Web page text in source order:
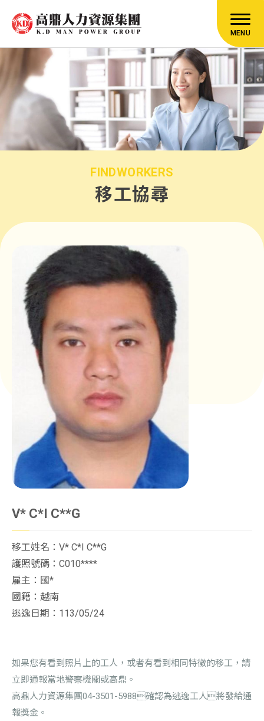
MENU
FINDWORKERS
移工協尋
V* C*I C**G
移工姓名：V* C*I C**G
護照號碼：C010****
雇主：國*
國籍：越南
逃逸日期：113/05/24
如果您有看到照片上的工人，或者有看到相同特徵的移工，請
立即通報當地警察機關或高鼎。
高鼎人力資源集團04-3501-5988確認為逃逸工人將發給通
報獎金。